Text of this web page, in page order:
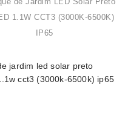
jardim led solar preto
cct3 (3000k-6500k) ip65